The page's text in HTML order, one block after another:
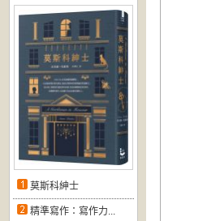
莫斯科紳士
精準寫作：寫作力...